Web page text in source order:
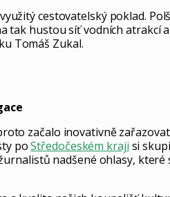
cestovatelský poklad.
tak hustou síť vodních
Tomáš Zukal.
začalo inovativně
poStředočeském kraji si
nadšené ohlasy,